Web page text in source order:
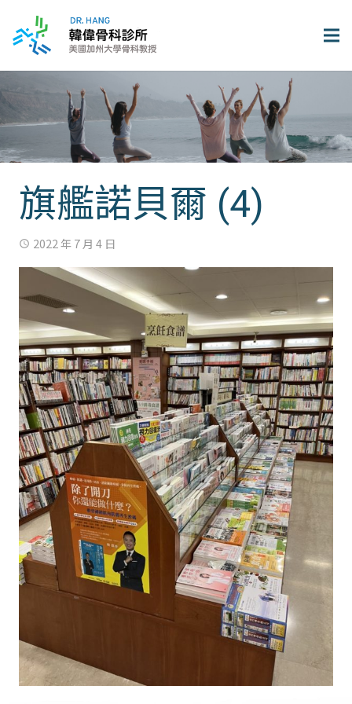
旗艦諾貝爾 (4)
access_time 2022 年 7 月 4 日